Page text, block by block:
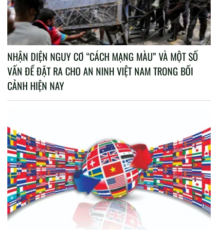
NHẬN DIỆN NGUY CƠ “CÁCH MẠNG MÀU” VÀ MỘT SỐ
VẤN ĐỀ ĐẶT RA CHO AN NINH VIỆT NAM TRONG BỐI
CẢNH HIỆN NAY